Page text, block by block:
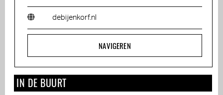
debijenkorf.nl
NAVIGEREN
IN DE BUURT